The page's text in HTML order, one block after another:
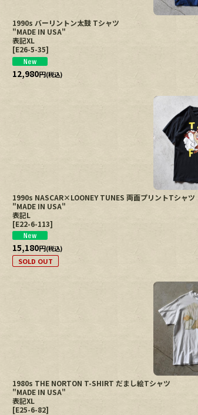
1990s バーリントン太鼓 Tシャツ
"MADE IN USA"
表記XL
[E26-5-35]
12,980円(税込)
1990s NASCAR×LOONEY TUNES 両面プリントTシャツ
"MADE IN USA"
表記L
[E22-6-113]
15,180円(税込)
SOLD OUT
1980s THE NORTON T-SHIRT だまし絵Tシャツ
"MADE IN USA"
表記XL
[E25-6-82]